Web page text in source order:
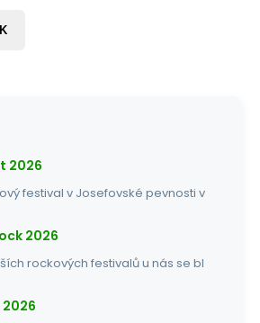
2026
festival v Josefovské pevnosti v
2026
rockových festivalů u nás se bl
2026